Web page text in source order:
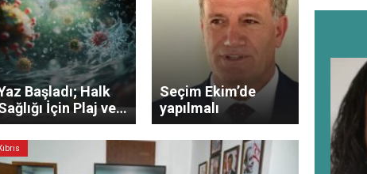
Başladı; Halk
İçin Plaj ve
Güvenliği
Sağlanmalı!
Seçim Ekim’de
yapılmalı
Kıbrıs